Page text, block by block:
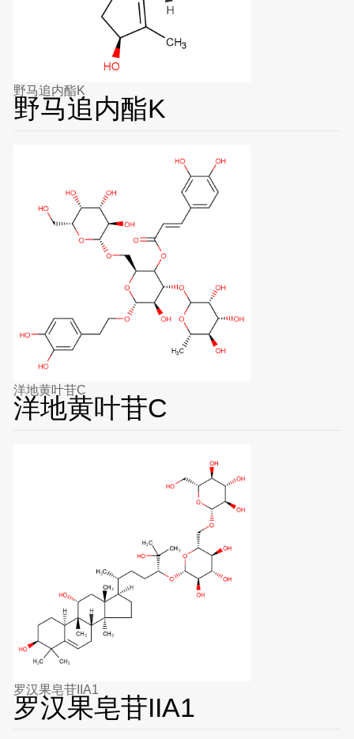
野马追内酯K
野马追内酯K
洋地黄叶苷C
洋地黄叶苷C
罗汉果皂苷IIA1
罗汉果皂苷IIA1